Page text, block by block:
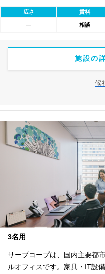
Fiを完備。バイリンガル秘書
始が可能。初期費用を抑え、
用可能。最短1ヶ月から契約
広さ 賃料
― 相談
施設の
候
3名用
サーブコープは、国内主要都
ルオフィスです。家具・IT設